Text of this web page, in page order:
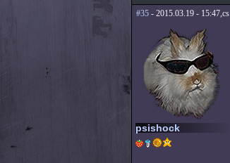
#35- 2015.03.19 - 15:47,cs
psishock